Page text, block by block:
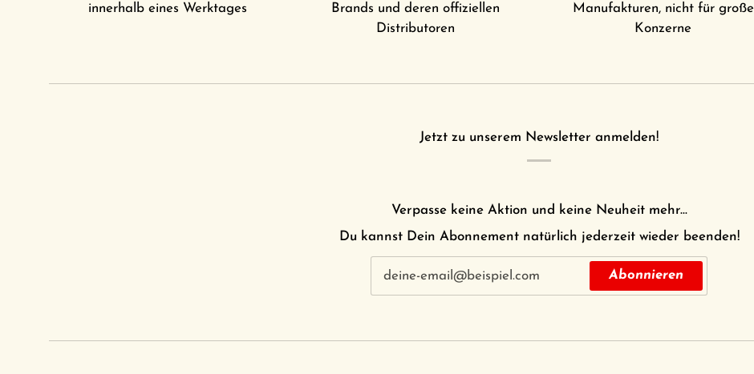
innerhalb eines Werktages
Brands und deren offiziellen
Distributoren
Manufakturen, nicht für große
Konzerne
Jetzt zu unserem Newsletter anmelden!
Verpasse keine Aktion und keine Neuheit mehr...
Du kannst Dein Abonnement natürlich jederzeit wieder beenden!
Abonnieren